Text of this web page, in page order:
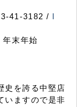
41-3182 /
末年始
史を誇る中堅店
いますので是非